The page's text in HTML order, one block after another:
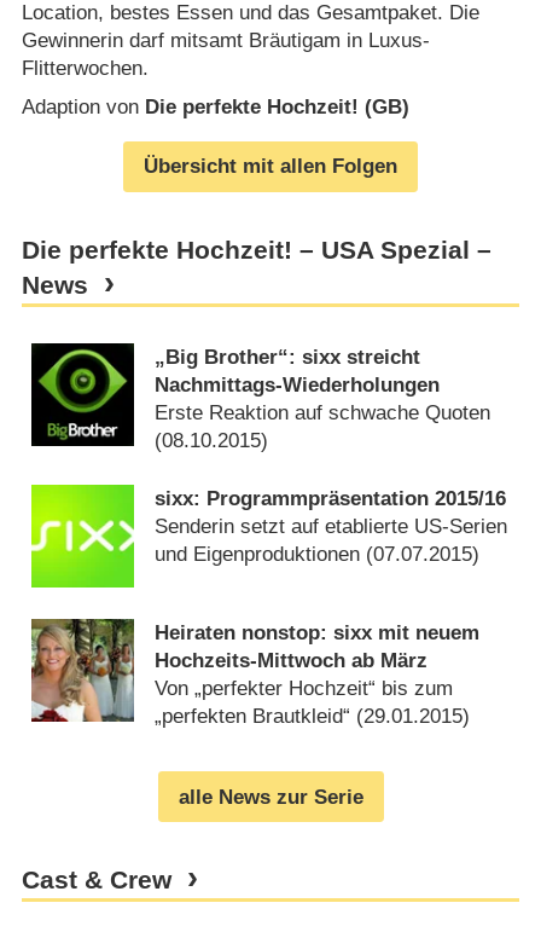
Location, bestes Essen und das Gesamtpaket. Die
Gewinnerin darf mitsamt Bräutigam in Luxus-
Flitterwochen.
Adaption von Die perfekte Hochzeit! (GB)
Übersicht mit allen Folgen
Die perfekte Hochzeit! – USA Spezial –
News
„Big Brother“: sixx streicht
Nachmittags-Wiederholungen
Erste Reaktion auf schwache Quoten
(08.10.2015)
sixx: Programmpräsentation 2015/​16
Senderin setzt auf etablierte US-Serien
und Eigenproduktionen (07.07.2015)
Heiraten nonstop: sixx mit neuem
Hochzeits-Mittwoch ab März
Von „perfekter Hochzeit“ bis zum
„perfekten Brautkleid“ (29.01.2015)
alle News zur Serie
Cast & Crew